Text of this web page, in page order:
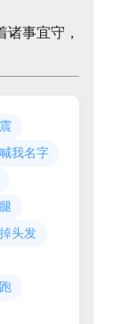
事宜守，
我名字
头发